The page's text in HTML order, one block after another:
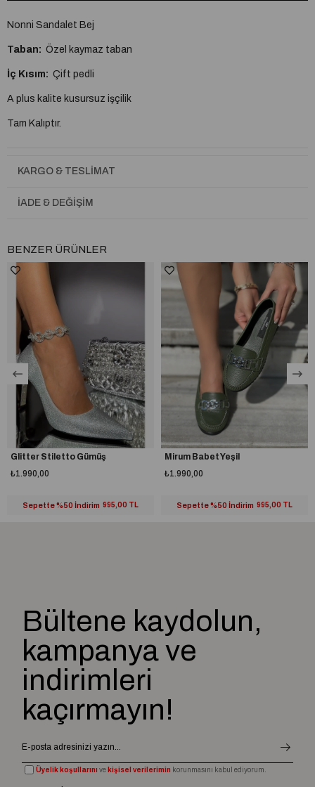
Nonni Sandalet Bej
Taban: Özel kaymaz taban
İç Kısım: Çift pedli
A plus kalite kusursuz işçilik
Tam Kalıptır.
KARGO & TESLIMAT
İADE & DEĞIŞIM
BENZER ÜRÜNLER
Glitter Stiletto Gümüş
₺1.990,00
Sepette %50 İndirim 995,00 TL
Mirum Babet Yeşil
₺1.990,00
Sepette %50 İndirim 995,00 TL
Bültene kaydolun,
kampanya ve
indirimleri
kaçırmayın!
Üyelik koşullarını ve kişisel verilerimin korunmasını kabul ediyorum.